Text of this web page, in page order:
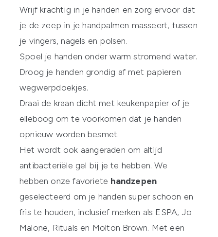
Wrijf krachtig in je handen en zorg ervoor dat
je de zeep in je handpalmen masseert, tussen
je vingers, nagels en polsen.
Spoel je handen onder warm stromend water.
Droog je handen grondig af met papieren
wegwerpdoekjes.
Draai de kraan dicht met keukenpapier of je
elleboog om te voorkomen dat je handen
opnieuw worden besmet.
Het wordt ook aangeraden om altijd
antibacteriële gel bij je te hebben. We
hebben onze favoriete handzepen
geselecteerd om je handen super schoon en
fris te houden, inclusief merken als ESPA, Jo
Malone, Rituals en Molton Brown. Met een